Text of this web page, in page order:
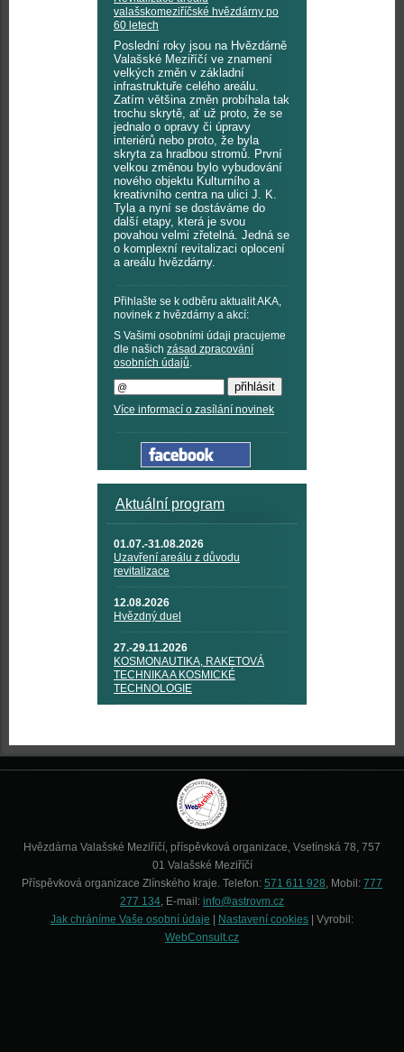
valašskomeziříčské hvězdárny po
60 letech
Poslední roky jsou na Hvězdárně
Valašské Meziříčí ve znamení
velkých změn v základní
infrastruktuře celého areálu.
Zatím většina změn probíhala tak
trochu skrytě, ať už proto, že se
jednalo o opravy či úpravy
interiérů nebo proto, že byla
skryta za hradbou stromů. První
velkou změnou bylo vybudování
nového objektu Kulturního a
kreativního centra na ulici J. K.
Tyla a nyní se dostáváme do
další etapy, která je svou
povahou velmi zřetelná. Jedná se
o komplexní revitalizaci oplocení
a areálu hvězdárny.
Přihlašte se k odběru aktualit AKA,
novinek z hvězdárny a akcí:
S Vašimi osobními údaji pracujeme
dle našich zásad zpracování
osobních údajů.
Více informací o zasílání novinek
Aktuální program
01.07.-31.08.2026
Uzavření areálu z důvodu
revitalizace
12.08.2026
Hvězdný duel
27.-29.11.2026
KOSMONAUTIKA, RAKETOVÁ
TECHNIKA A KOSMICKÉ
TECHNOLOGIE
Hvězdárna Valašské Meziříčí, příspěvková organizace, Vsetínská 78, 757
01 Valašské Meziříčí
Příspěvková organizace Zlínského kraje. Telefon: 571 611 928, Mobil: 777
277 134, E-mail: info@astrovm.cz
Jak chráníme Vaše osobní údaje
Nastavení cookies | Vyrobil:
WebConsult.cz